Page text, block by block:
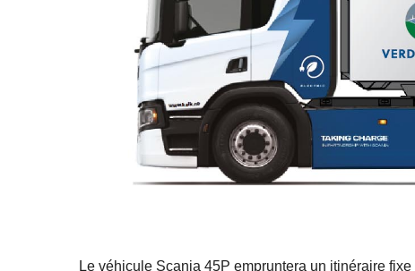
Le véhicule Scania 45P empruntera un itinéraire